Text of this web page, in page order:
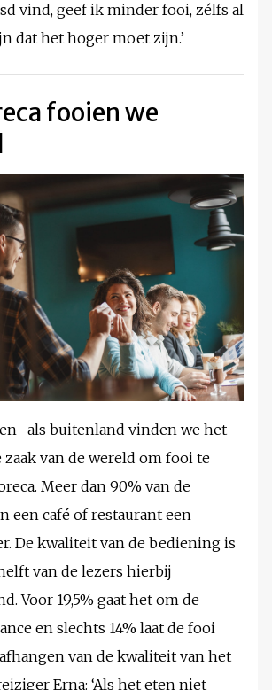
vind, geef ik minder fooi, zélfs al
dat het hoger moet zijn.’
fooien we
als buitenland vinden we het
zaak van de wereld om fooi te
Meer dan 90% van de
een café of restaurant een
De kwaliteit van de bediening is
van de lezers hierbij
Voor 19,5% gaat het om de
en slechts 14% laat de fooi
van de kwaliteit van het
Erna: ‘Als het eten niet